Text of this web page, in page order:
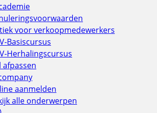
voor verkoopmedewerkers
Basiscursus
Herhalingscursus
afpassen
aanmelden
alle onderwerpen